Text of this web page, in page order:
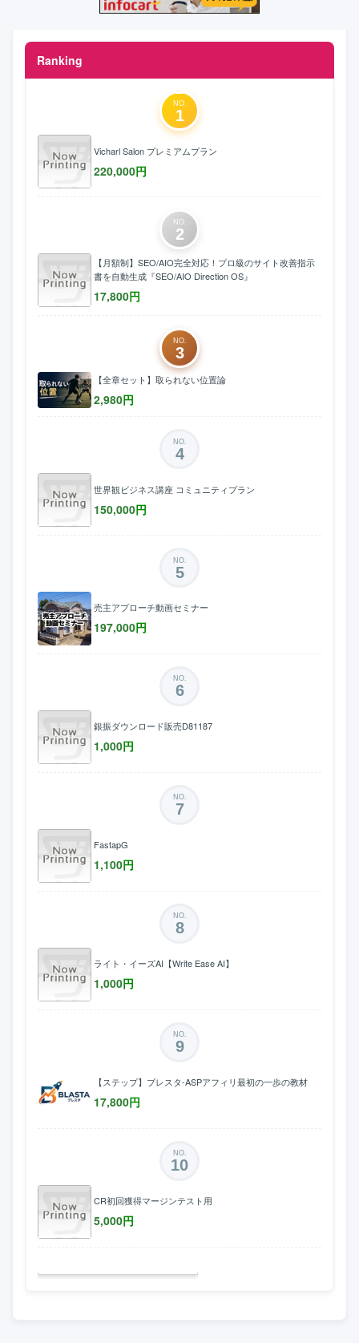
Ranking
NO.
1
Vicharl Salon プレミアムプラン
220,000円
NO.
2
【月額制】SEO/AIO完全対応！プロ級のサイト改善指示
書を自動生成『SEO/AIO Direction OS』
17,800円
NO.
3
【全章セット】取られない位置論
2,980円
NO.
4
世界観ビジネス講座 コミュニティプラン
150,000円
NO.
5
売主アプローチ動画セミナー
197,000円
NO.
6
銀振ダウンロード販売D81187
1,000円
NO.
7
FastapG
1,100円
NO.
8
ライト・イーズAI【Write Ease AI】
1,000円
NO.
9
【ステップ】ブレスタ-ASPアフィリ最初の一歩の教材
17,800円
NO.
10
CR初回獲得マージンテスト用
5,000円